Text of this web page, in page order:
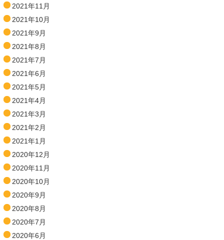
2021年11月
2021年10月
2021年9月
2021年8月
2021年7月
2021年6月
2021年5月
2021年4月
2021年3月
2021年2月
2021年1月
2020年12月
2020年11月
2020年10月
2020年9月
2020年8月
2020年7月
2020年6月